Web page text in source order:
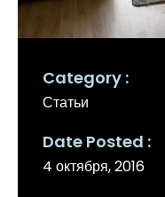
Category
Статьи
Date Posted
4 октября, 2016